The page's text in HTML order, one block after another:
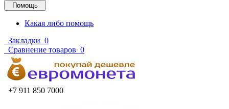
Помощь
Какая либо помощь
Закладки 0
Сравнение товаров 0
+7 911 850 7000